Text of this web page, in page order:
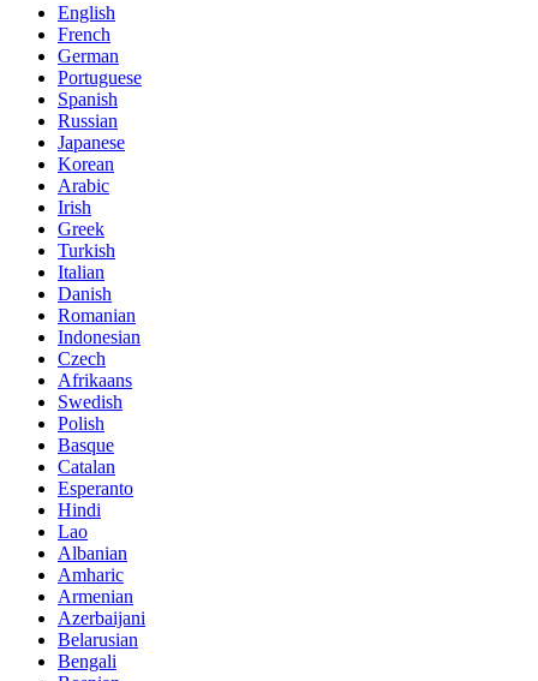
English
French
German
Portuguese
Spanish
Russian
Japanese
Korean
Arabic
Irish
Greek
Turkish
Italian
Danish
Romanian
Indonesian
Czech
Afrikaans
Swedish
Polish
Basque
Catalan
Esperanto
Hindi
Lao
Albanian
Amharic
Armenian
Azerbaijani
Belarusian
Bengali